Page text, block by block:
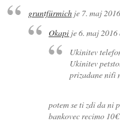
gruntfürmichje 7. maj
Okapi je6. maj
Ukinitev
Ukinitev
prizadane niťi
potem se ti zdi da ni
bankovec recimo